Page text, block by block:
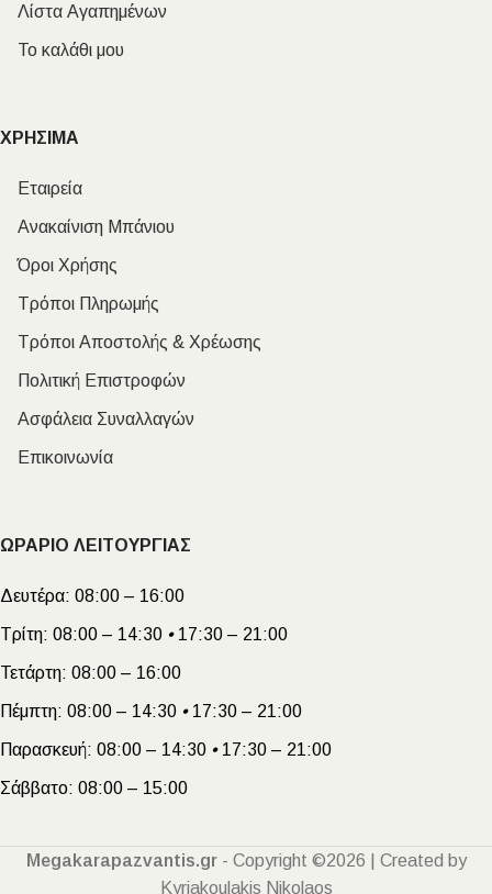
Λίστα Αγαπημένων
Το καλάθι μου
ΧΡΗΣΙΜΑ
Εταιρεία
Ανακαίνιση Μπάνιου
Όροι Χρήσης
Τρόποι Πληρωμής
Τρόποι Αποστολής & Χρέωσης
Πολιτική Επιστροφών
Ασφάλεια Συναλλαγών
Επικοινωνία
ΩΡΑΡΙΟ ΛΕΙΤΟΥΡΓΙΑΣ
Δευτέρα: 08:00 – 16:00
Τρίτη: 08:00 – 14:30 •17:30 – 21:00
Τετάρτη: 08:00 – 16:00
Πέμπτη: 08:00 – 14:30 •17:30 – 21:00
Παρασκευή: 08:00 – 14:30 •17:30 – 21:00
Σάββατο: 08:00 – 15:00
Megakarapazvantis.gr- Copyright ©2026 | Created by
Kyriakoulakis Nikolaos